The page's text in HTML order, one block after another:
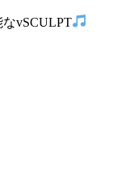
vSCULPT